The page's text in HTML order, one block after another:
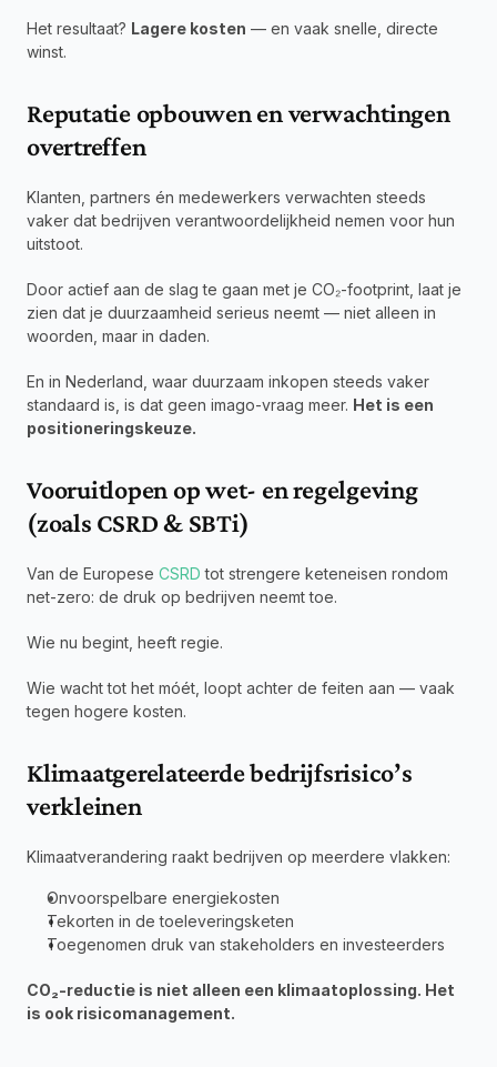
Het resultaat? Lagere kosten — en vaak snelle, directe
winst.
Reputatie opbouwen en verwachtingen
overtreffen
Klanten, partners én medewerkers verwachten steeds
vaker dat bedrijven verantwoordelijkheid nemen voor hun
uitstoot.
Door actief aan de slag te gaan met je CO₂-footprint, laat je
zien dat je duurzaamheid serieus neemt — niet alleen in
woorden, maar in daden.
En in Nederland, waar duurzaam inkopen steeds vaker
standaard is, is dat geen imago-vraag meer. Het is een
positioneringskeuze.
Vooruitlopen op wet- en regelgeving
(zoals CSRD & SBTi)
Van de Europese CSRD tot strengere keteneisen rondom
net-zero: de druk op bedrijven neemt toe.
Wie nu begint, heeft regie.
Wie wacht tot het móét, loopt achter de feiten aan — vaak
tegen hogere kosten.
Klimaatgerelateerde bedrijfsrisico’s
verkleinen
Klimaatverandering raakt bedrijven op meerdere vlakken:
Onvoorspelbare energiekosten
Tekorten in de toeleveringsketen
Toegenomen druk van stakeholders en investeerders
CO₂-reductie is niet alleen een klimaatoplossing. Het
is ook risicomanagement.